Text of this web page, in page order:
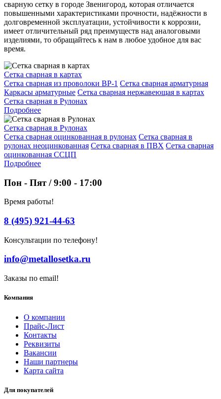
сварную сетку в городе Звенигород, которая отличается
повышенными характеристиками прочности, надёжности в
долговременной эксплуатации, устойчивости к коррозии,
имеет отличительный ряд преимуществ над аналоговыми
изделиями, то обращайтесь к нам в любое удобное для вас
время.
Сетка сварная в картах
Сетка сварная из проволоки ВР-1 Сетка сварная арматурная
Каркасы арматурные Сетка сварная нержавеющая в картах
Сетка сварная в Рулонах
Подробнее
Сетка сварная в Рулонах
Сетка сварная оцинкованная в рулонах Сетка сварная в
рулонах неоцинкованная Сетка сварная в ПВХ Сетка сварная
оцинкованная ССЦП
Подробнее
Пон - Пят / 9:00 - 17:00
Время работы!
8 (495) 921-44-63
Консультации по телефону!
info@metallosetka.ru
Заказы по email!
Компания
О компании
Прайс-Лист
Контакты
Реквизиты
Вакансии
Наши партнеры
Карта сайта
Для покупателей